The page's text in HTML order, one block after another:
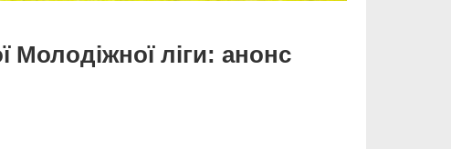
Молодіжної ліги: анонс